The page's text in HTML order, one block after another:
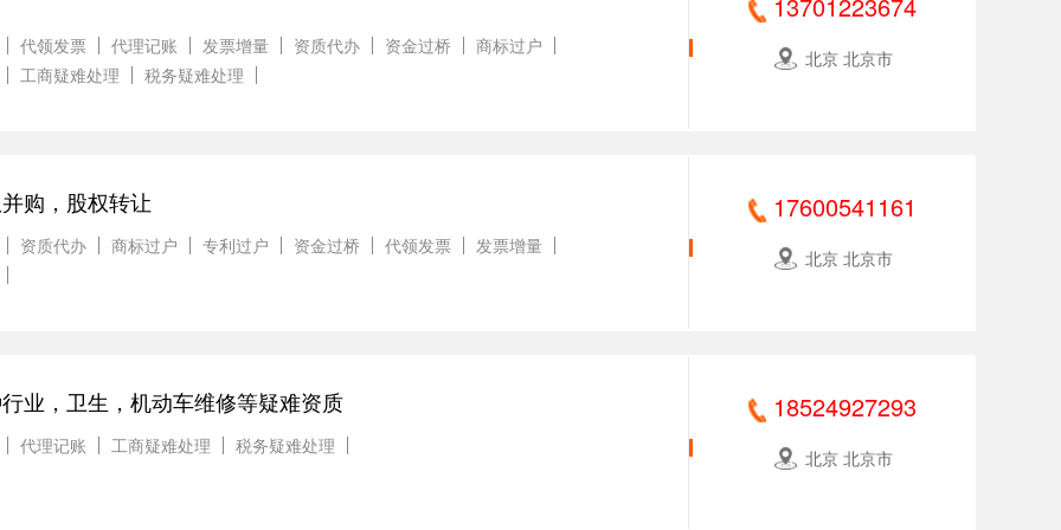
代领发票 代理记账 发票增量 资质代办 资金过桥
商标过户
工商疑难处理
税务疑难处理
北京 北京市
购，股权转让
资质代办 商标过户 专利过户 资金过桥 代领发票 发票增量
17600541161
北京 北京市
业，卫生，机动车维修等疑难资质
代理记账 工商疑难处理 税务疑难处理
18524927293
北京 北京市